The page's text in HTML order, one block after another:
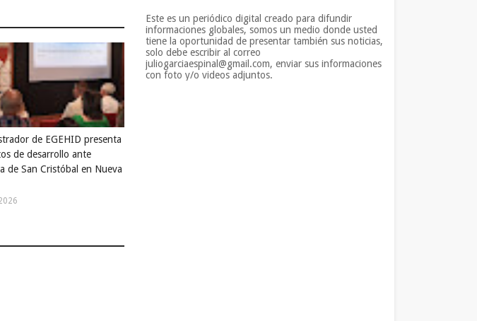
de EGEHID presenta
de desarrollo ante
de San Cristóbal en Nueva
Este es un periódico digital creado para difundir
informaciones globales, somos un medio donde usted
tiene la oportunidad de presentar también sus noticias,
solo debe escribir al correo
juliogarciaespinal@gmail.com, enviar sus informaciones
con foto y/o videos adjuntos.